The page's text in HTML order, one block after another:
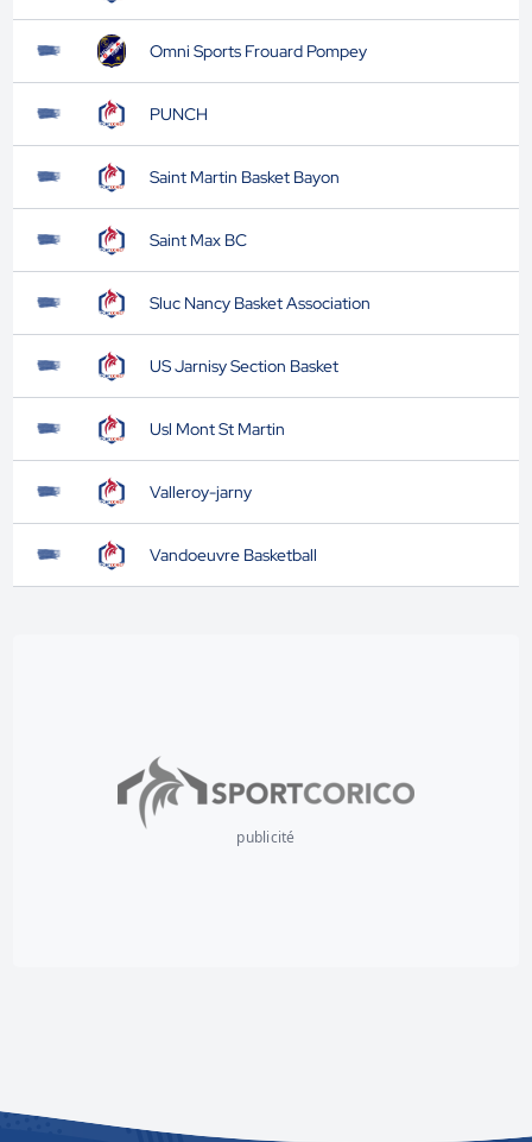
Omni Sports Frouard Pompey
PUNCH
Saint Martin Basket Bayon
Saint Max BC
Sluc Nancy Basket Association
US Jarnisy Section Basket
Usl Mont St Martin
Valleroy-jarny
Vandoeuvre Basketball
publicité